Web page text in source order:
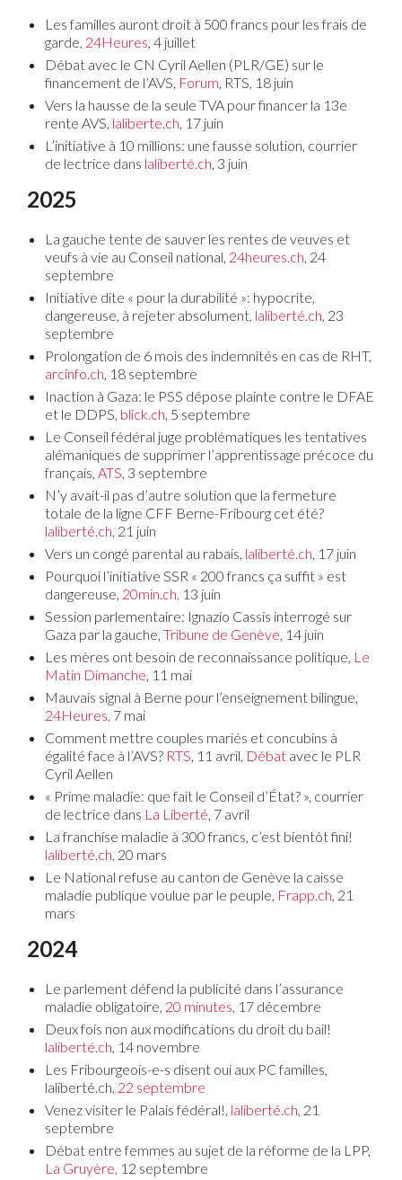
Les familles auront droit à 500 francs pour les frais de
garde, 24Heures , 4 juillet
Débat avec le CN Cyril Aellen (PLR/GE) sur le
financement de l’AVS, Forum , RTS, 18 juin
Vers la hausse de la seule TVA pour financer la 13e
rente AVS, laliberte.ch , 17 juin
L’initiative à 10 millions: une fausse solution, courrier
de lectrice dans laliberté.ch , 3 juin
2025
La gauche tente de sauver les rentes de veuves et
veufs à vie au Conseil national, 24heures.ch , 24
septembre
Initiative dite « pour la durabilité »: hypocrite,
dangereuse, à rejeter absolument, laliberté.ch , 23
septembre
Prolongation de 6 mois des indemnités en cas de RHT,
arcinfo.ch , 18 septembre
Inaction à Gaza: le PSS dépose plainte contre le DFAE
et le DDPS, blick.ch , 5 septembre
Le Conseil fédéral juge problématiques les tentatives
alémaniques de supprimer l’apprentissage précoce du
français, ATS , 3 septembre
N’y avait-il pas d’autre solution que la fermeture
totale de la ligne CFF Berne-Fribourg cet été?
laliberté.ch , 21 juin
Vers un congé parental au rabais, laliberté.ch , 17 juin
Pourquoi l’initiative SSR « 200 francs ça suffit » est
dangereuse, 20min.ch, 13 juin
Session parlementaire: Ignazio Cassis interrogé sur
Gaza par la gauche, Tribune de Genève , 14 juin
Les mères ont besoin de reconnaissance politique, Le
Matin Dimanche , 11 mai
Mauvais signal à Berne pour l’enseignement bilingue,
24Heures, 7 mai
Comment mettre couples mariés et concubins à
égalité face à l’AVS? RTS , 11 avril, Débat avec le PLR
Cyril Aellen
« Prime maladie: que fait le Conseil d’État? », courrier
de lectrice dans La Liberté , 7 avril
La franchise maladie à 300 francs, c’est bientôt fini!
laliberté.ch , 20 mars
Le National refuse au canton de Genève la caisse
maladie publique voulue par le peuple, Frapp.ch , 21
mars
2024
Le parlement défend la publicité dans l’assurance
maladie obligatoire, 20 minutes , 17 décembre
Deux fois non aux modifications du droit du bail!
laliberté.ch , 14 novembre
Les Fribourgeois-e-s disent oui aux PC familles,
laliberté.ch, 22 septembre
Venez visiter le Palais fédéral!, laliberté.ch , 21
septembre
Débat entre femmes au sujet de la réforme de la LPP,
La Gruyère, 12 septembre